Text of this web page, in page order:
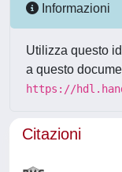
Informazioni
Utilizza questo
a questo
https://
Citazioni